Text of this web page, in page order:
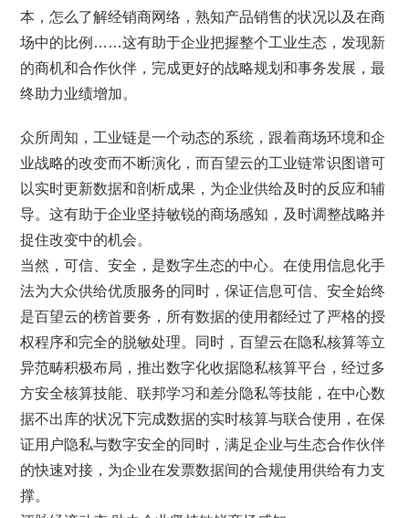
本，怎么了解经销商网络，熟知产品销售的状况以及在商
场中的比例……这有助于企业把握整个工业生态，发现新
的商机和合作伙伴，完成更好的战略规划和事务发展，最
终助力业绩增加。
众所周知，工业链是一个动态的系统，跟着商场环境和企
业战略的改变而不断演化，而百望云的工业链常识图谱可
以实时更新数据和剖析成果，为企业供给及时的反应和辅
导。这有助于企业坚持敏锐的商场感知，及时调整战略并
捉住改变中的机会。
当然，可信、安全，是数字生态的中心。在使用信息化手
法为大众供给优质服务的同时，保证信息可信、安全始终
是百望云的榜首要务，所有数据的使用都经过了严格的授
权程序和完全的脱敏处理。同时，百望云在隐私核算等立
异范畴积极布局，推出数字化收据隐私核算平台，经过多
方安全核算技能、联邦学习和差分隐私等技能，在中心数
据不出库的状况下完成数据的实时核算与联合使用，在保
证用户隐私与数字安全的同时，满足企业与生态合作伙伴
的快速对接，为企业在发票数据间的合规使用供给有力支
撑。